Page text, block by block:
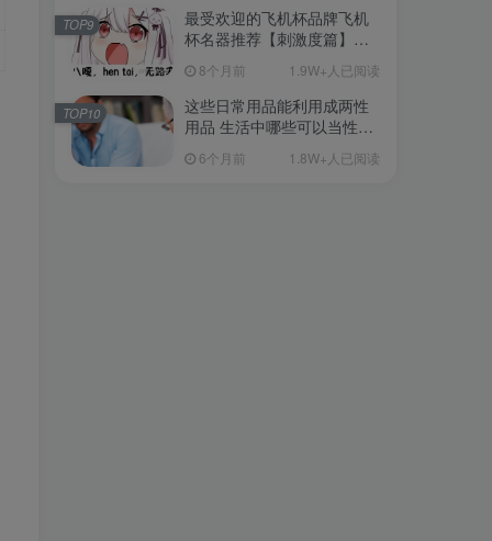
最受欢迎的飞机杯品牌飞机
杯名器推荐【刺激度篇】：
清单（11月更）
8个月前 1.9W+人已阅读
TOP9
这些日常用品能利用成两性
用品 生活中哪些可以当性用
6个月前 1.8W+人已阅读
TOP10